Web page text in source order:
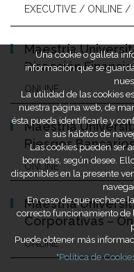
EXECUTIVE / ONLINE /
Maestría
Dirección
ONLINE
Maestría
Riesgos
ONLINE
Maestría
Corporativas –
ONLINE
Una cookie o galleta
información que se
La utilidad de las cookies
nuestra página web, de
ésta pueda identificarle y
a sus hábitos de
Las cookies pueden ser
borradas, según desee.
disponibles en la presente
En caso de que rechace
correcto funcionamiento de
Puede obtener más
"Política de